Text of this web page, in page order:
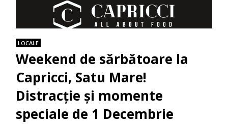
LOCALE
Weekend de sărbătoare la
Capricci, Satu Mare!
Distracție și momente
speciale de 1 Decembrie